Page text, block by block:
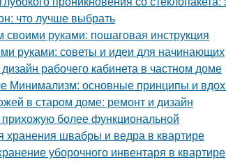
что лучше выбрать
своими руками: пошаговая инструкция
руками: советы и идеи для начинающих
рабочего кабинета в частном доме
Минимализм: основные принципы и
в старом доме: ремонт и дизайн
прихожую более функциональной
хранения швабры и ведра в квартире
уборочного инвентаря в квартире